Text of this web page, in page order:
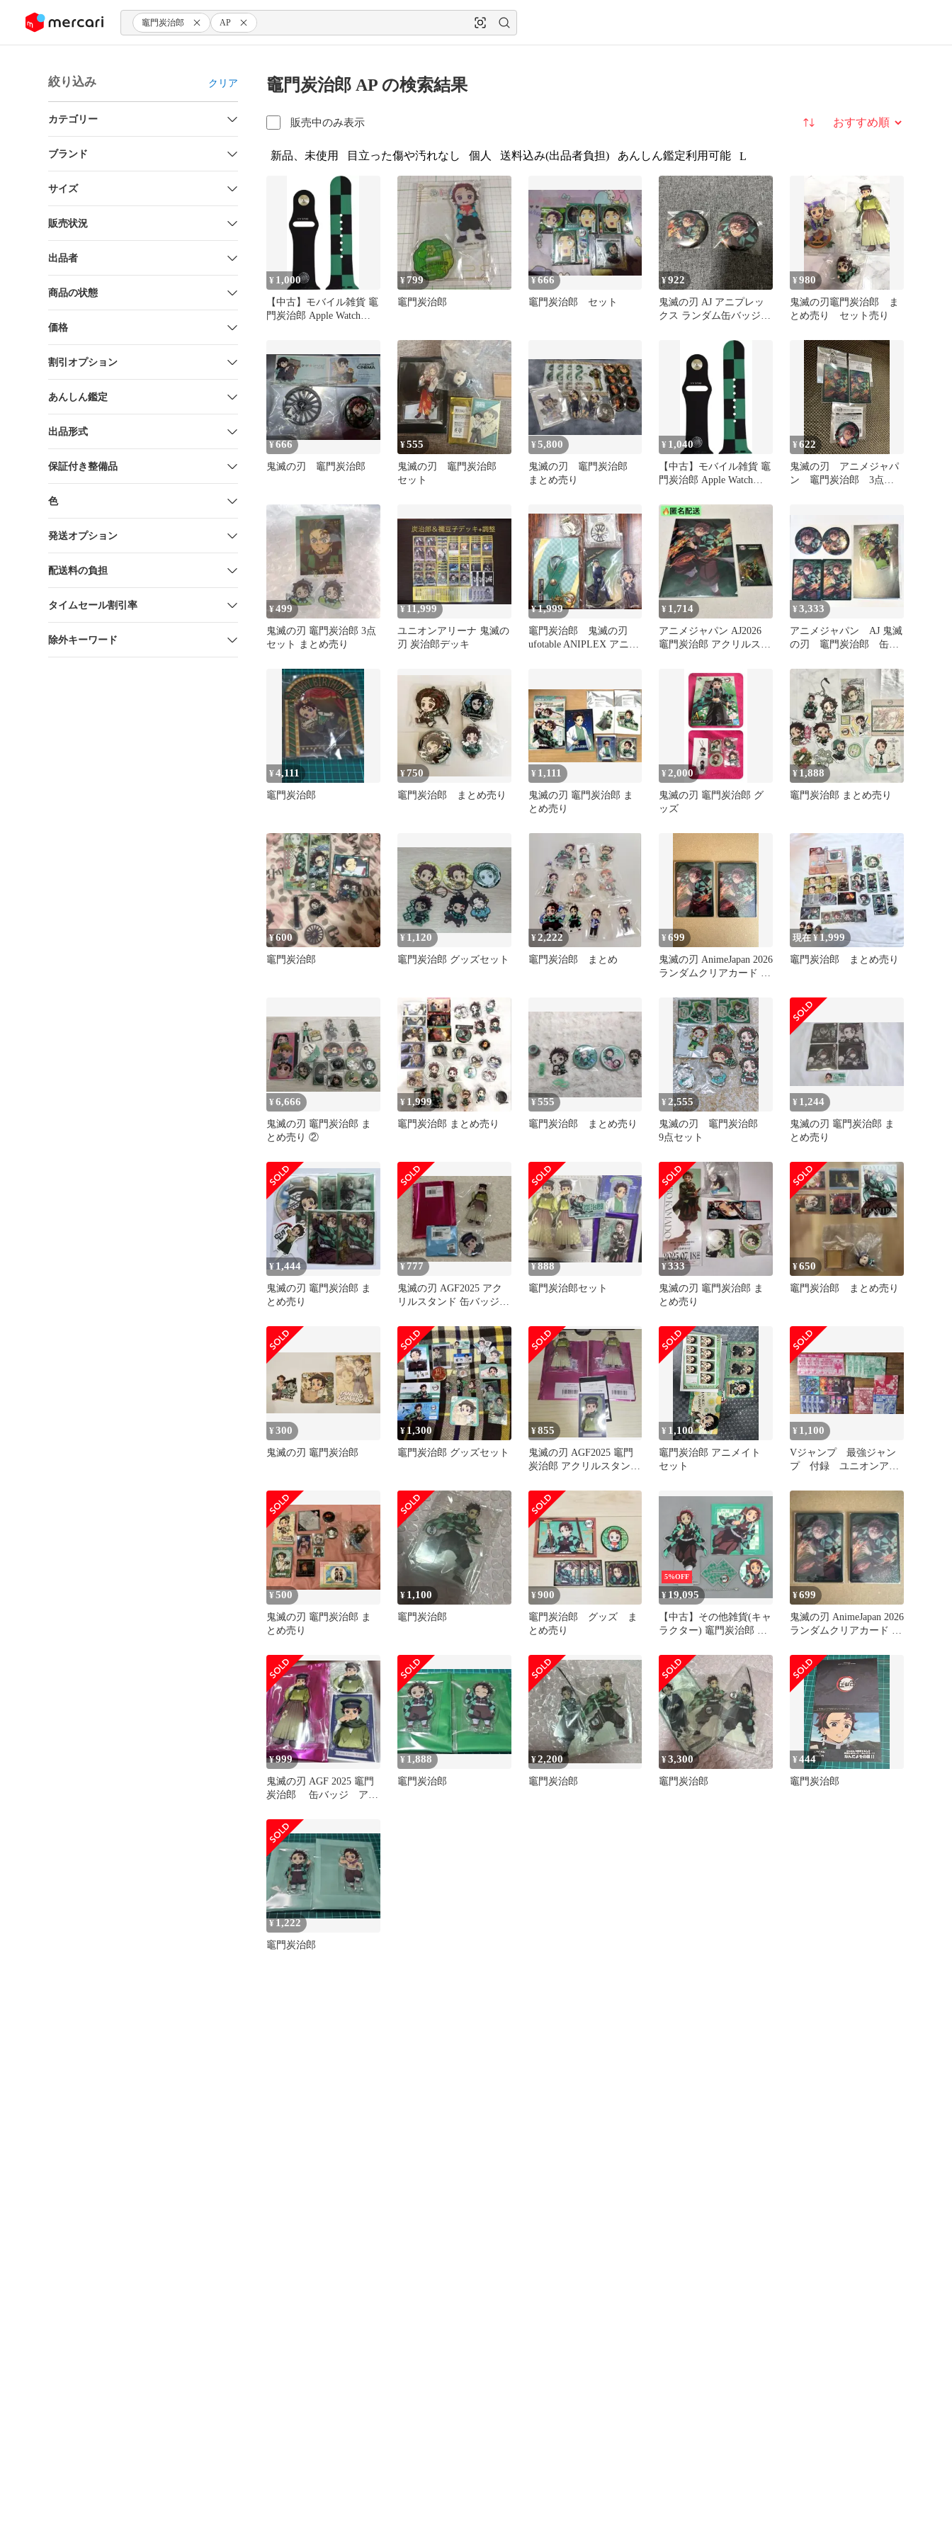
ツにスキップ 竈門炭治郎 AP
絞り込み クリア
カテゴリー
ブランド
サイズ
販売状況
出品者
商品の状態
価格
割引オプション
あんしん鑑定
出品形式
保証付き整備品
色
発送オプション
配送料の負担
タイムセール割引率
除外キーワード
竈門炭治郎 AP の検索結果
販売中のみ表示 並び替え
新品、未使用 目立った傷や汚れなし 個人 送料込み(出品者負担) あんしん鑑定利用可能 L
¥ 1,000
【中古】モバイル雑貨 竈
門炭治郎 Apple Watch
¥799
竈門炭治郎
¥666
竈門炭治郎 セット
¥922
鬼滅の刃 AJ アニプレッ
クス ランダム缶バッジ
¥980
鬼滅の刃竈門炭治郎 ま
とめ売り セット売り
¥666
鬼滅の刃 竈門炭治郎
¥555
鬼滅の刃 竈門炭治郎
セット
¥5,800
鬼滅の刃 竈門炭治郎
まとめ売り
¥ 1,040
【中古】モバイル雑貨 竈
門炭治郎 Apple Watch
滅の刃」
¥622
鬼滅の刃 アニメジャパ
ン 竈門炭治郎 3点セ
¥499
鬼滅の刃 竈門炭治郎 3点
セット まとめ売り
¥ 11,999
ユニオンアリーナ 鬼滅の
刃 炭治郎デッキ
¥1,999
竈門炭治郎 鬼滅の刃
ufotable ANIPLEX アニプ
¥ 1,714
アニメジャパン AJ2026
竈門炭治郎 アクリルスタ
¥3,333
アニメジャパン AJ 鬼滅
の刃 竈門炭治郎 缶バ
タ 5種
¥4,111
竈門炭治郎
¥750
竈門炭治郎 まとめ売り
¥ 1,111
鬼滅の刃 竈門炭治郎 ま
とめ売り
¥ 2,000
鬼滅の刃 竈門炭治郎 グ
ッズ
¥1,888
竈門炭治郎 まとめ売り
¥600
竈門炭治郎
¥ 1,120
竈門炭治郎 グッズセット
¥2,222
竈門炭治郎 まとめ
¥699
鬼滅の刃 AnimeJapan 2026
ランダムクリアカード 竈
現在 ¥1,999
竈門炭治郎 まとめ売り
¥6,666
鬼滅の刃 竈門炭治郎 ま
とめ売り ②
¥ 1,999
竈門炭治郎 まとめ売り
¥555
竈門炭治郎 まとめ売り
¥ 2,555
鬼滅の刃 竈門炭治郎
9点セット
¥ 1,244
鬼滅の刃 竈門炭治郎 ま
とめ売り
¥ 1,444
鬼滅の刃 竈門炭治郎 ま
とめ売り
¥777
鬼滅の刃 AGF2025 アク
リルスタンド 缶バッジ
¥888
竈門炭治郎セット
¥333
鬼滅の刃 竈門炭治郎 ま
とめ売り
¥650
竈門炭治郎 まとめ売り
¥300
鬼滅の刃 竈門炭治郎
¥1,300
竈門炭治郎 グッズセット
¥855
鬼滅の刃 AGF2025 竈門
炭治郎 アクリルスタンド
¥ 1,100
竈門炭治郎 アニメイト
セット
¥ 1,100
Vジャンプ 最強ジャン
プ 付録 ユニオンアリ
¥500
鬼滅の刃 竈門炭治郎 ま
とめ売り
¥ 1,100
竈門炭治郎
¥900
竈門炭治郎 グッズ ま
とめ売り
5%OFF
¥ 19,095
【中古】その他雑貨(キャ
ラクター) 竈門炭治郎 記
AnimeJapan 2019グッズ
¥699
鬼滅の刃 AnimeJapan 2026
ランダムクリアカード 竈
¥999
鬼滅の刃 AGF 2025 竈門
炭治郎 缶バッジ アク
¥ 1,888
竈門炭治郎
¥2,200
竈門炭治郎
¥3,300
竈門炭治郎
¥444
竈門炭治郎
¥ 1,222
竈門炭治郎